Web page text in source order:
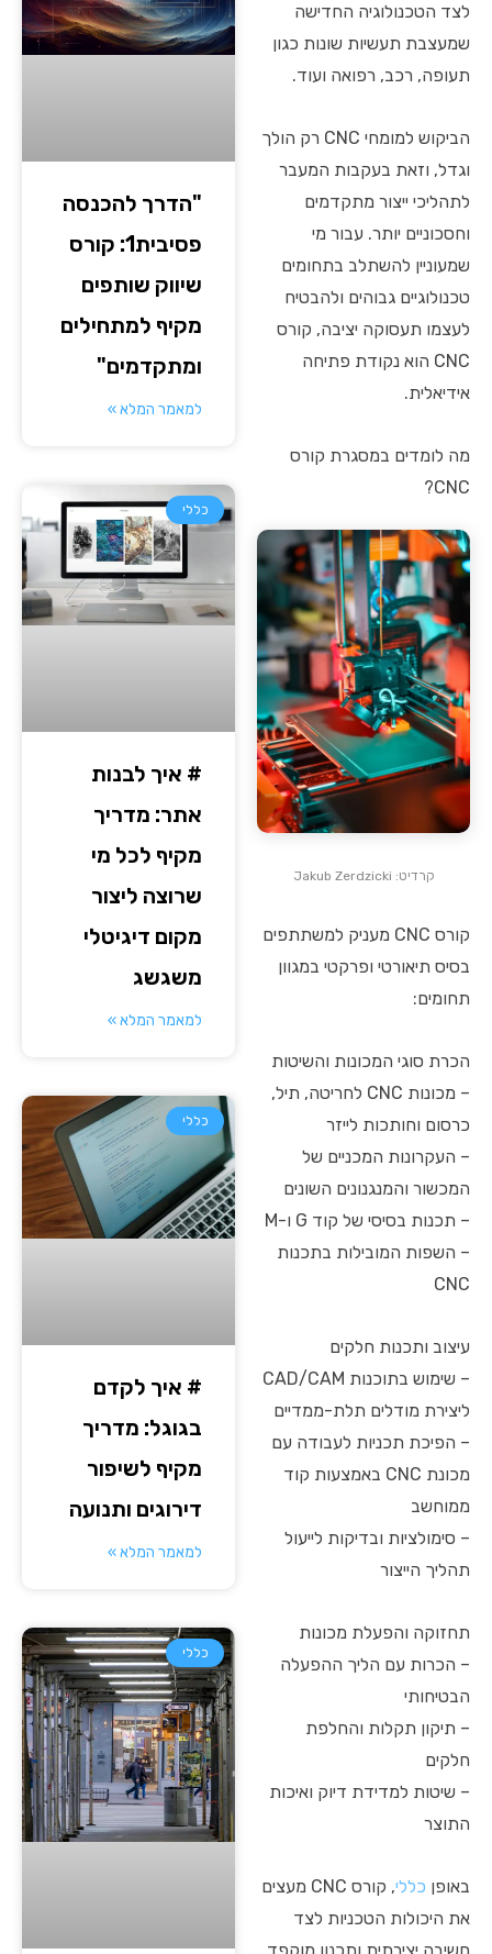
לצד הטכנולוגיה החדישה
שמעצבת תעשיות שונות כגון
תעופה, רכב, רפואה ועוד.
הביקוש למומחי CNC רק הולך
וגדל, וזאת בעקבות המעבר
לתהליכי ייצור מתקדמים
וחסכוניים יותר. עבור מי
שמעוניין להשתלב בתחומים
טכנולוגיים גבוהים ולהבטיח
לעצמו תעסוקה יציבה, קורס
CNC הוא נקודת פתיחה
אידיאלית.
מה לומדים במסגרת קורס
CNC?
קרדיט: Jakub Zerdzicki
קורס CNC מעניק למשתתפים
בסיס תיאורטי ופרקטי במגוון
תחומים:
הכרת סוגי המכונות והשיטות
– מכונות CNC לחריטה, תיל,
כרסום וחותכות לייזר
– העקרונות המכניים של
המכשור והמנגנונים השונים
– תכנות בסיסי של קוד G ו-M
– השפות המובילות בתכנות
CNC
עיצוב ותכנות חלקים
– שימוש בתוכנות CAD/CAM
ליצירת מודלים תלת-ממדיים
– הפיכת תכניות לעבודה עם
מכונת CNC באמצעות קוד
ממוחשב
– סימולציות ובדיקות לייעול
תהליך הייצור
תחזוקה והפעלת מכונות
– הכרות עם הליך ההפעלה
הבטיחותי
– תיקון תקלות והחלפת
חלקים
– שיטות למדידת דיוק ואיכות
התוצר
באופן כללי
, קורס CNC מעצים
את היכולות הטכניות לצד
חשיבה יצירתית ותכנון מוקפד,
"הדרך להכנסה
פסיבית1: קורס
שיווק שותפים
מקיף למתחילים
ומתקדמים"
למאמר המלא »
כללי
# איך לבנות
אתר: מדריך
מקיף לכל מי
שרוצה ליצור
מקום דיגיטלי
משגשג
למאמר המלא »
כללי
# איך לקדם
בגוגל: מדריך
מקיף לשיפור
דירוגים ותנועה
למאמר המלא »
כללי